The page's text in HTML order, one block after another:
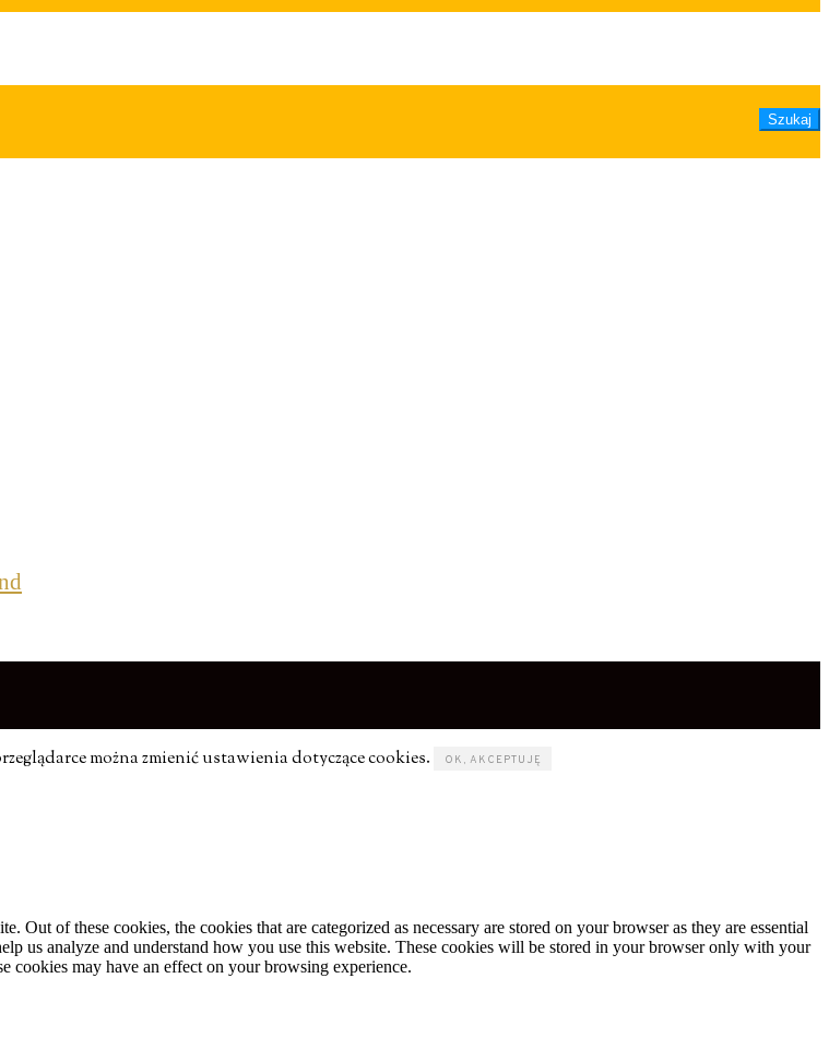
można zmienić ustawienia dotyczące cookies.
OK, AKCEPTUJĘ
of these cookies, the cookies that are categorized as necessary are stored on your browser as they are essential
us analyze and understand how you use this website. These cookies will be stored in your browser only with your
cookies may have an effect on your browsing experience.